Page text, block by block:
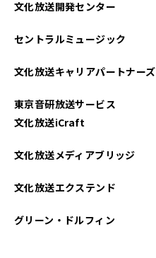
文化放送開発センター
セントラルミュージック
文化放送キャリアパートナーズ
東京音研放送サービス
文化放送iCraft
文化放送メディアブリッジ
文化放送エクステンド
グリーン・ドルフィン